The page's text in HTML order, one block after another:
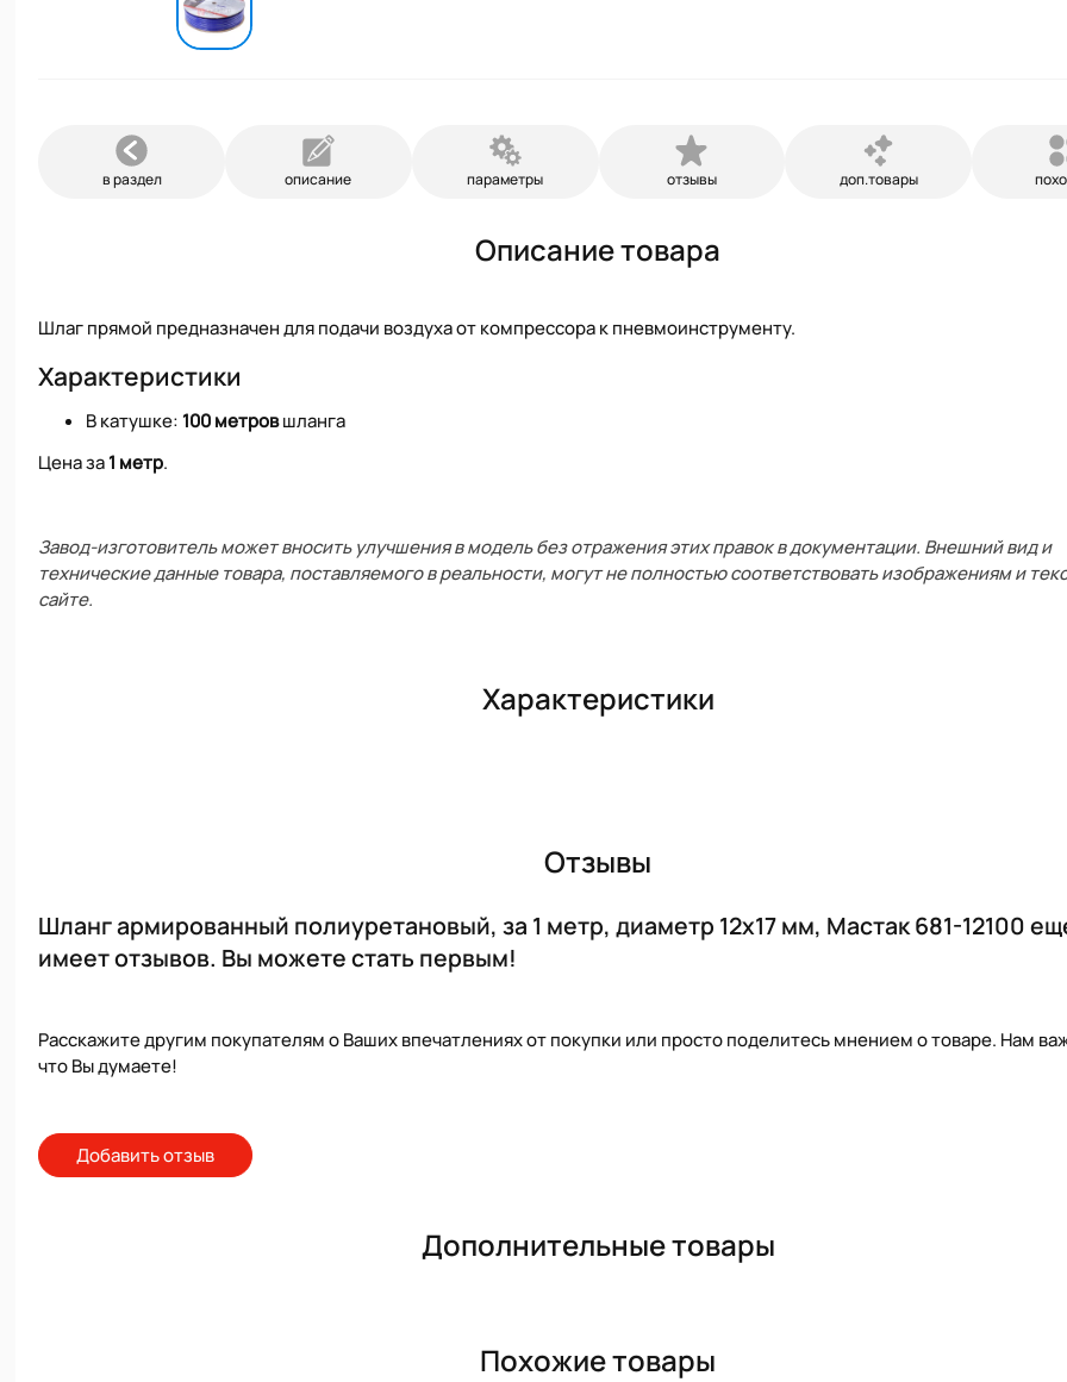
в раздел описание параметры отзывы доп.товары
Описание товара
Шлаг прямой предназначен для подачи воздуха от компрессора к пневмоинструменту.
Характеристики
В катушке: 100 метровшланга
Цена за1 метр.
Завод-изготовитель может вносить улучшения в модель без отражения этих правок в документации. Внешний вид и
технические данные товара, поставляемого в реальности, могут не полностью соответствовать изображениям и
сайте.
Характеристики
Отзывы
Шланг армированный полиуретановый, за 1 метр, диаметр 12х17 мм, Мастак 681-12100
имеет отзывов. Вы можете стать первым!
Расскажите другим покупателям о Ваших впечатлениях от покупки или просто поделитесь мнением о товаре. Нам
что Вы думаете!
Добавить отзыв
Дополнительные товары
Похожие товары